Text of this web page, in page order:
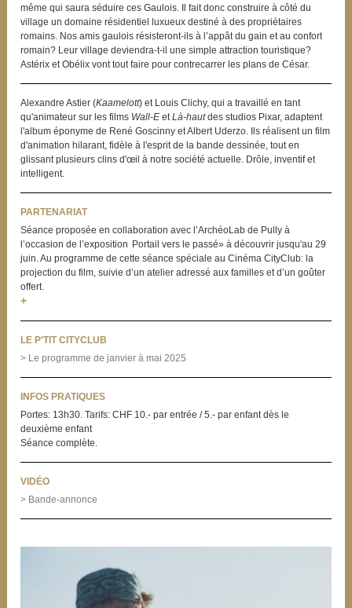
même qui saura séduire ces Gaulois. Il fait donc construire à côté du
village un domaine résidentiel luxueux destiné à des propriétaires
romains. Nos amis gaulois résisteront-ils à l’appât du gain et au confort
romain? Leur village deviendra-t-il une simple attraction touristique?
Astérix et Obélix vont tout faire pour contrecarrer les plans de César.
Alexandre Astier (Kaamelott) et Louis Clichy, qui a travaillé en tant
qu'animateur sur les films Wall-EetLà-hautdes studios Pixar, adaptent
l'album éponyme de René Goscinny et Albert Uderzo. Ils réalisent un film
d'animation hilarant, fidèle à l'esprit de la bande dessinée, tout en
glissant plusieurs clins d'œil à notre société actuelle. Drôle, inventif et
intelligent.
PARTENARIAT
Séance proposée en collaboration avec l’ArchéoLab de Pully à
l’occasion de l’exposition Portail vers le passé» à découvrir jusqu'au 29
juin. Au programme de cette séance spéciale au Cinéma CityClub: la
projection du film, suivie d’un atelier adressé aux familles et d’un goûter
offert.
+
LE P'TIT CITYCLUB
> Le programme de janvier à mai 2025
INFOS PRATIQUES
Portes: 13h30. Tarifs: CHF 10.- par entrée / 5.- par enfant dès le
deuxième enfant
Séance complète.
VIDÉO
> Bande-annonce